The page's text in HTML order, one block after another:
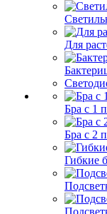
Для
Бра с 1
Бра с 2
Гибкие